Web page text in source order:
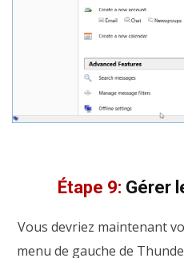
Étape 9: Gérer
Vous devriez maintenant
menu de gauche de